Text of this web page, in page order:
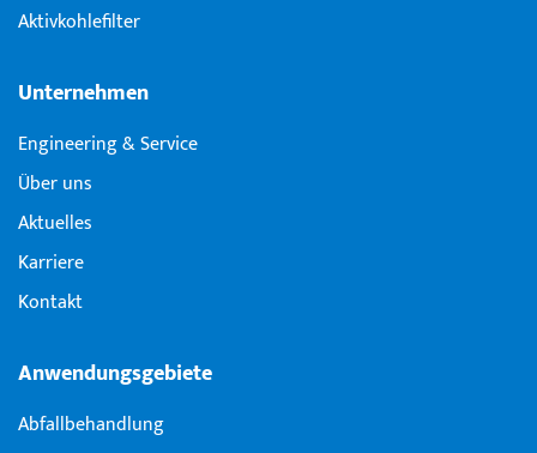
Aktivkohlefilter
Unternehmen
Engineering & Service
Über uns
Aktuelles
Karriere
Kontakt
Anwendungsgebiete
Abfallbehandlung